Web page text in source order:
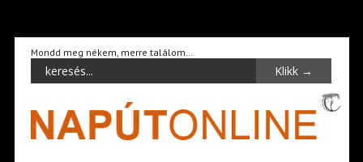
Mondd meg nékem, merre találom…